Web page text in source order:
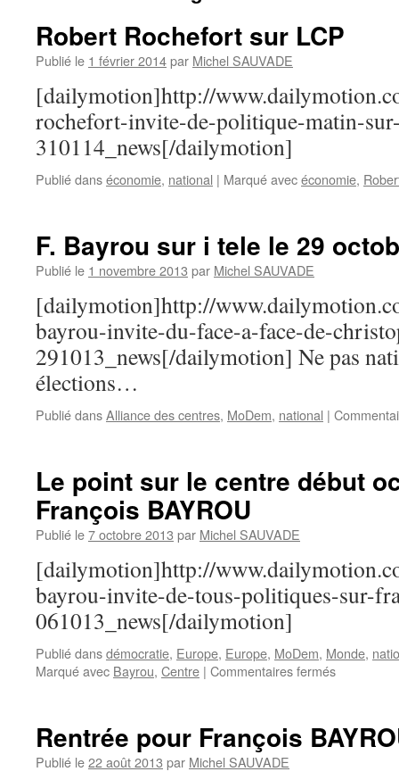
Robert Rochefort sur LCP
Publié le 1 février 2014par Michel SAUVADE
[dailymotion]http://
rochefort-invite-de-politique-matin-
310114_news[/dailymotion]
Publié danséconomie, national | Marqué avecéconomie,
F. Bayrou sur i tele le 29
Publié le 1 novembre 2013 par Michel SAUVADE
[dailymotion]http://
bayrou-invite-du-face-a-face-de-
291013_news[/dailymotion] Ne pas
élections…
Publié dansAlliance des centres, MoDem, national |
Le point sur le centre début
François BAYROU
Publié le7 octobre 2013 par Michel SAUVADE
[dailymotion]http://
bayrou-invite-de-tous-politiques-sur-
061013_news[/dailymotion]
Publié dansdémocratie, Europe, Europe, MoDem, Monde,
Marqué avec Bayrou, Centre | Commentaires fermés
sur
le
Rentrée pour François
Publié le22 août 2013 par Michel SAUVADE